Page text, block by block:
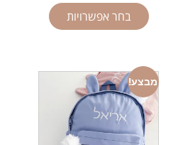
בחר אפשרויות
מבצע!